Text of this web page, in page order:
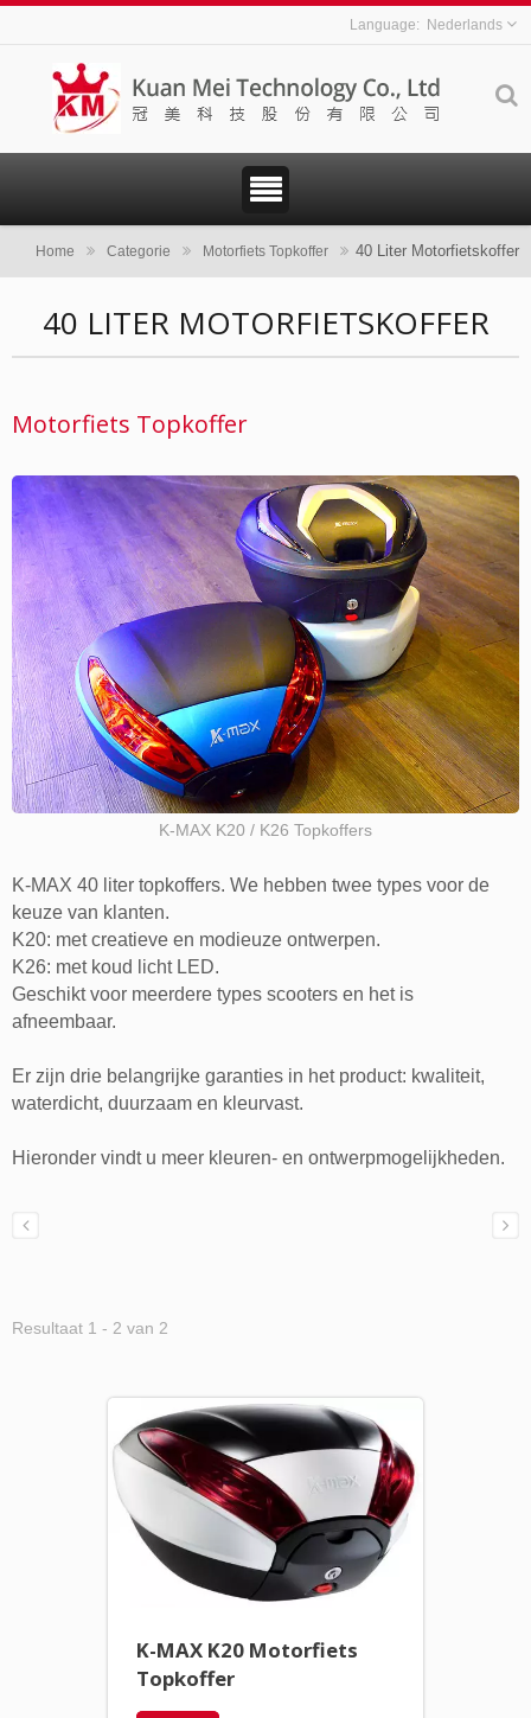
Nederlands
Home Categorie Motorfiets Topkoffer 40 Liter Motorfietskoffer
40 LITER MOTORFIETSKOFFER
Motorfiets Topkoffer
K-MAX K20 / K26 Topkoffers
K-MAX 40 liter topkoffers. We hebben twee types voor de
keuze van klanten.
K20: met creatieve en modieuze ontwerpen.
K26: met koud licht LED.
Geschikt voor meerdere types scooters en het is
afneembaar.
Er zijn drie belangrijke garanties in het product: kwaliteit,
waterdicht, duurzaam en kleurvast.
Hieronder vindt u meer kleuren- en ontwerpmogelijkheden.
Resultaat 1 - 2 van 2
K-MAX K20 Motorfiets
Topkoffer